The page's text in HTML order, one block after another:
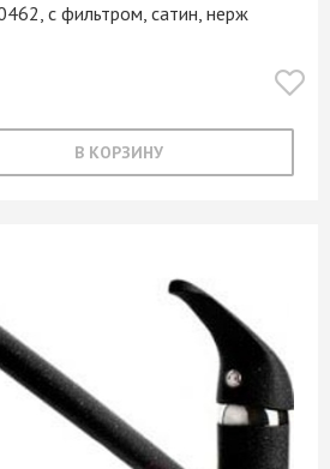
с фильтром, сатин, нерж
В КОРЗИНУ